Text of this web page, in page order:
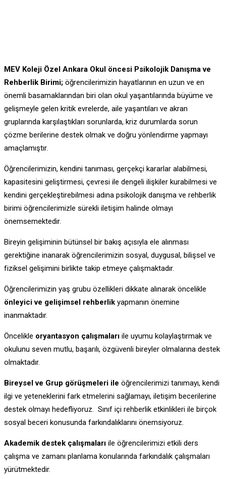
MEV Koleji Özel Ankara Okul öncesi Psikolojik Danışma ve
Rehberlik Birimi; öğrencilerimizin hayatlarının en uzun ve en
önemli basamaklarından biri olan okul yaşantılarında büyüme ve
gelişmeyle gelen kritik evrelerde, aile yaşantıları ve akran
gruplarında karşılaştıkları sorunlarda, kriz durumlarda sorun
çözme berilerine destek olmak ve doğru yönlendirme yapmayı
amaçlamıştır.
Öğrencilerimizin, kendini tanıması, gerçekçi kararlar alabilmesi,
kapasitesini geliştirmesi, çevresi ile dengeli ilişkiler kurabilmesi ve
kendini gerçekleştirebilmesi adına psikolojik danışma ve rehberlik
birimi öğrencilerimizle sürekli iletişim halinde olmayı
önemsemektedir.
Bireyin gelişiminin bütünsel bir bakış açısıyla ele alınması
gerektiğine inanarak öğrencilerimizin sosyal, duygusal, bilişsel ve
fiziksel gelişimini birlikte takip etmeye çalışmaktadır.
Öğrencilerimizin yaş grubu özellikleri dikkate alınarak öncelikle
önleyici ve gelişimsel rehberlik yapmanın önemine
inanmaktadır.
Öncelikle oryantasyon çalışmaları ile uyumu kolaylaştırmak ve
okulunu seven mutlu, başarılı, özgüvenli bireyler olmalarına destek
olmaktadır.
Bireysel ve Grup görüşmeleri ile öğrencilerimizi tanımayı, kendi
ilgi ve yeteneklerini fark etmelerini sağlamayı, iletişim becerilerine
destek olmayı hedefliyoruz. Sınıf içi rehberlik etkinlikleri ile birçok
sosyal beceri konusunda farkındalıklarını önemsiyoruz.
Akademik destek çalışmaları ile öğrencilerimizi etkili ders
çalışma ve zamanı planlama konularında farkındalık çalışmaları
yürütmektedir.